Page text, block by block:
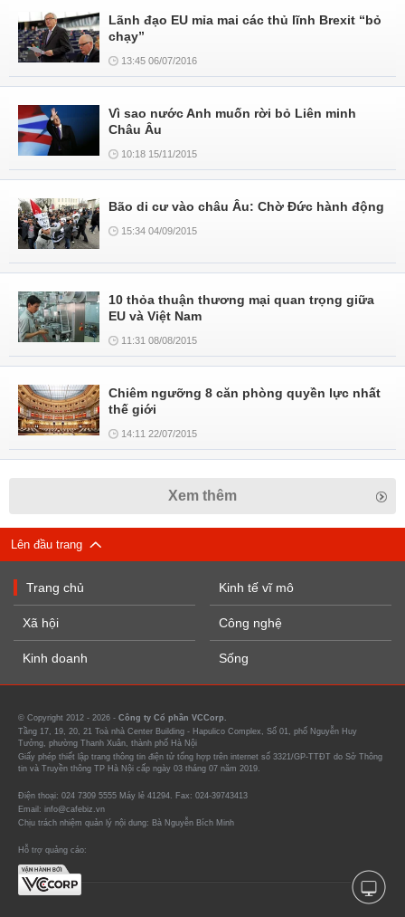
Lãnh đạo EU mỉa mai các thủ lĩnh Brexit “bỏ
chạy”
13:45 06/07/2016
Vì sao nước Anh muốn rời bỏ Liên minh
Châu Âu
10:18 15/11/2015
Bão di cư vào châu Âu: Chờ Đức hành động
15:34 04/09/2015
10 thỏa thuận thương mại quan trọng giữa
EU và Việt Nam
11:31 08/08/2015
Chiêm ngưỡng 8 căn phòng quyền lực nhất
thế giới
14:11 22/07/2015
Xem thêm
Lên đầu trang
Trang chủ
Xã hội
Kinh doanh
Kinh tế vĩ mô
Công nghệ
Sống
© Copyright 2012 - 2026 - Công ty Cổ phần VCCorp.
Tầng 17, 19, 20, 21 Toà nhà Center Building - Hapulico Complex, Số 01, phố Nguyễn Huy
Tưởng, phường Thanh Xuân, thành phố Hà Nội
Giấy phép thiết lập trang thông tin điện tử tổng hợp trên internet số 3321/GP-TTĐT do Sở Thông
tin và Truyền thông TP Hà Nội cấp ngày 03 tháng 07 năm 2019.
Điện thoại: 024 7309 5555 Máy lẻ 41294. Fax: 024-39743413
Email: info@cafebiz.vn
Chịu trách nhiệm quản lý nội dung: Bà Nguyễn Bích Minh
Hỗ trợ quảng cáo: